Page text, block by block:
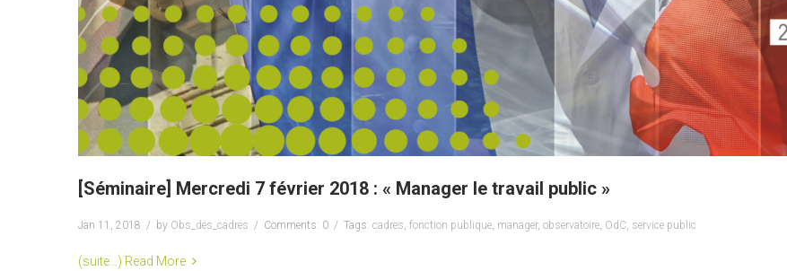
[Séminaire] Mercredi 7 février 2018 : « Manager le travail public »
Jan 11, 2018 by Obs_des_cadres Comments: 0 Tags: cadres, fonction publique, manager, observatoire, OdC, service public
(suite…) Read More